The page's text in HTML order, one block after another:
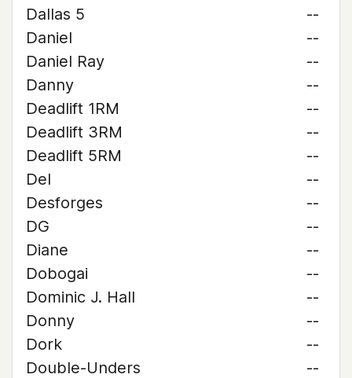
Dallas 5
--
Daniel
--
Daniel Ray
--
Danny
--
Deadlift 1RM
--
Deadlift 3RM
--
Deadlift 5RM
--
Del
--
Desforges
--
DG
--
Diane
--
Dobogai
--
Dominic J. Hall
--
Donny
--
Dork
--
Double-Unders
--